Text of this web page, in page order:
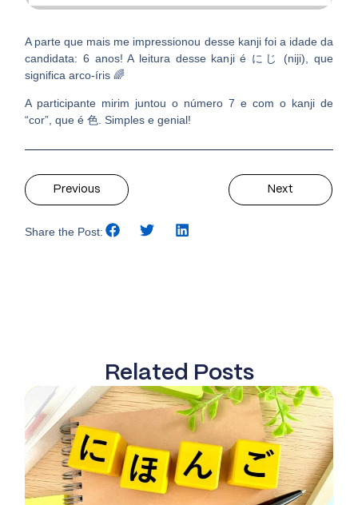
A parte que mais me impressionou desse kanji foi a idade da
candidata: 6 anos! A leitura desse kanji é にじ (niji), que
significa arco-íris 🌈
A participante mirim juntou o número 7 e com o kanji de
“cor”, que é 色. Simples e genial!
Previous Next
Share the Post:
Related Posts